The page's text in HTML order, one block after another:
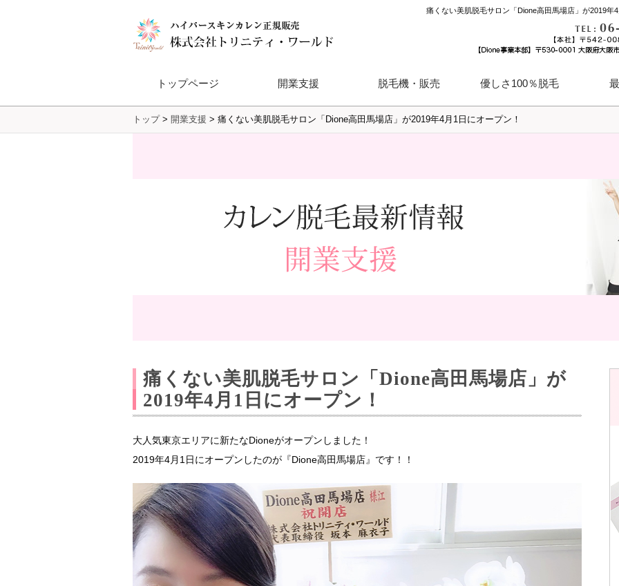
痛くない美肌脱毛サロン「Dione高田馬場店」が2019
トップページ 開業支援
Dione®フランチャイズ募集
脱毛機・販売
ハイパースキン「KAREN」
優しさ100％脱毛
トップ> 開業支援 > 痛くない美肌脱毛サロン「Dione高田馬場店」が2019年4月1日にオープン！
痛くない美肌脱毛サロン「Dione高田馬場店」が
2019年4月1日にオープン！
大人気東京エリアに新たなDioneがオープンしました！
2019年4月1日にオープンしたのが『Dione高田馬場店』です！！